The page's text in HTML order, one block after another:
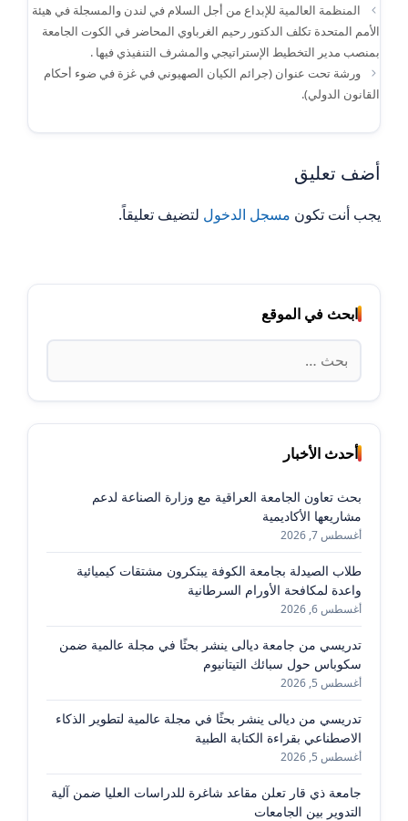
المنظمة العالمية للإبداع من أجل السلام في لندن والمسجلة في هيئة
الأمم المتحدة تكلف الدكتور رحيم الغرباوي المحاضر في الكوت الجامعة
بمنصب مدير التخطيط الإستراتيجي والمشرف التنفيذي فيها .
ورشة تحت عنوان (جرائم الكيان الصهيوني في غزة في ضوء أحكام
القانون الدولي).
أضف تعليق
يجب أنت تكون مسجل الدخول لتضيف تعليقاً.
ابحث في الموقع
البحث
عن:
أحدث الأخبار
بحث تعاون الجامعة العراقية مع وزارة الصناعة لدعم
مشاريعها الأكاديمية
أغسطس 7, 2026
طلاب الصيدلة بجامعة الكوفة يبتكرون مشتقات كيميائية
واعدة لمكافحة الأورام السرطانية
أغسطس 6, 2026
تدريسي من جامعة ديالى ينشر بحثًا في مجلة عالمية ضمن
سكوباس حول سبائك التيتانيوم
أغسطس 5, 2026
تدريسي من ديالى ينشر بحثًا في مجلة عالمية لتطوير الذكاء
الاصطناعي بقراءة الكتابة الطبية
أغسطس 5, 2026
جامعة ذي قار تعلن مقاعد شاغرة للدراسات العليا ضمن آلية
التدوير بين الجامعات